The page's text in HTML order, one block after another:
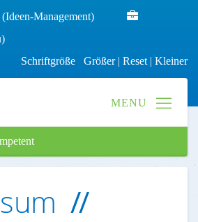
Management)
Schriftgröße Größer| Reset | Kleiner